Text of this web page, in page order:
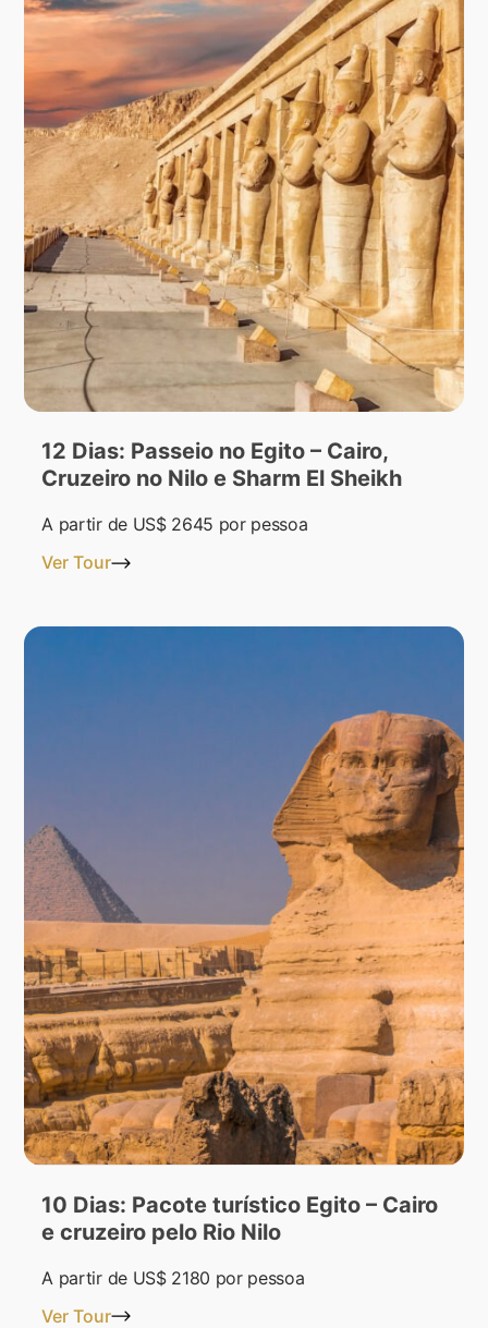
12 Dias: Passeio no Egito – Cairo,
Cruzeiro no Nilo e Sharm El Sheikh
A partir de US$ 2645 por pessoa
Ver Tour
10 Dias: Pacote turístico Egito – Cairo
e cruzeiro pelo Rio Nilo
A partir de US$ 2180 por pessoa
Ver Tour